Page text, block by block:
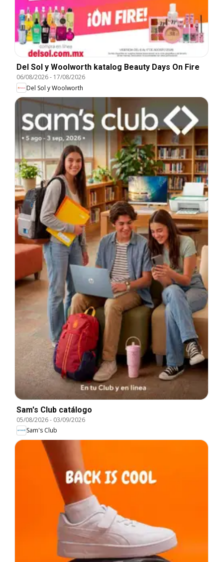
Del Sol y Woolworth katalog Beauty Days On Fire
06/08/2026- 17/08/2026
Del Sol y Woolworth
Sam's Club catálogo
05/08/2026- 03/09/2026
Sam's Club